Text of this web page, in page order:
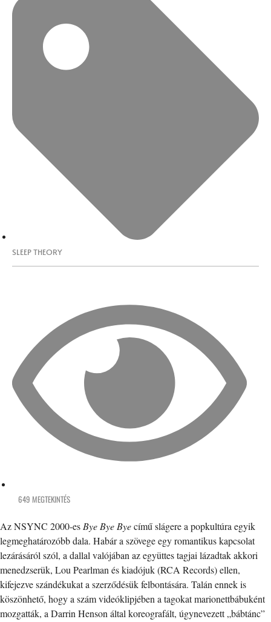
SLEEP THEORY
649 MEGTEKINTÉS
Az NSYNC 2000-es Bye Bye Byecímű slágere a popkultúra egyik
legmeghatározóbb dala. Habár a szövege egy romantikus kapcsolat
lezárásáról szól, a dallal valójában az együttes tagjai lázadtak akkori
menedzserük, Lou Pearlman és kiadójuk (RCA Records) ellen,
kifejezve szándékukat a szerződésük felbontására. Talán ennek is
köszönhető, hogy a szám videóklipjében a tagokat marionettbábuként
mozgatták, a Darrin Henson által koreografált, úgynevezett „bábtánc”